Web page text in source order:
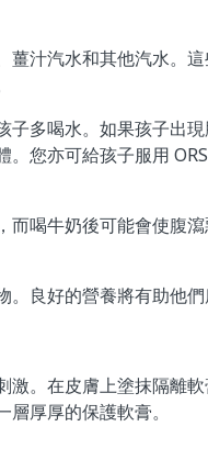
薑汁汽水和其他汽水。
子多喝水。如果孩子出
。您亦可給孩子服用
而喝牛奶後可能會使腹
良好的營養將有助他們
。 在皮膚上塗抹隔離
厚厚的保護軟膏。